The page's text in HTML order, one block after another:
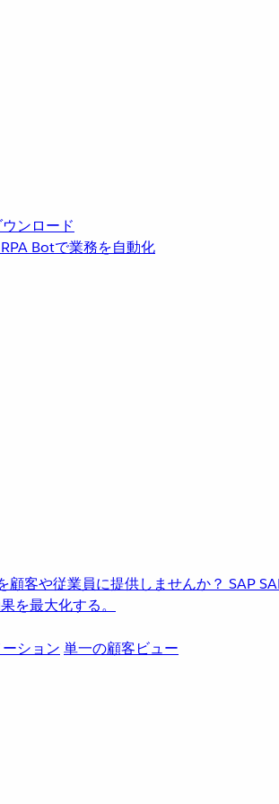
ンロード
Botで業務を自動化
客や従業員に提供しませんか？ SAP
を最大化する。
ション 単一の顧客ビュー